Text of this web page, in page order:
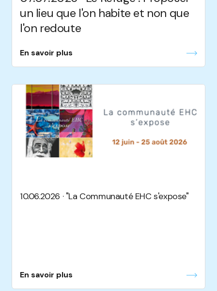
un lieu que l'on habite et non que
l'on redoute
En savoir plus
10.06.2026 · "La Communauté EHC s'expose"
En savoir plus